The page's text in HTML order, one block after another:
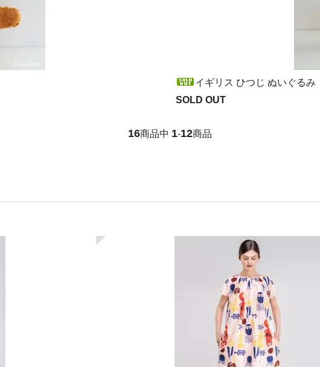
イギリス ひつじ ぬいぐるみ
SOLD OUT
16商品中 1-12商品